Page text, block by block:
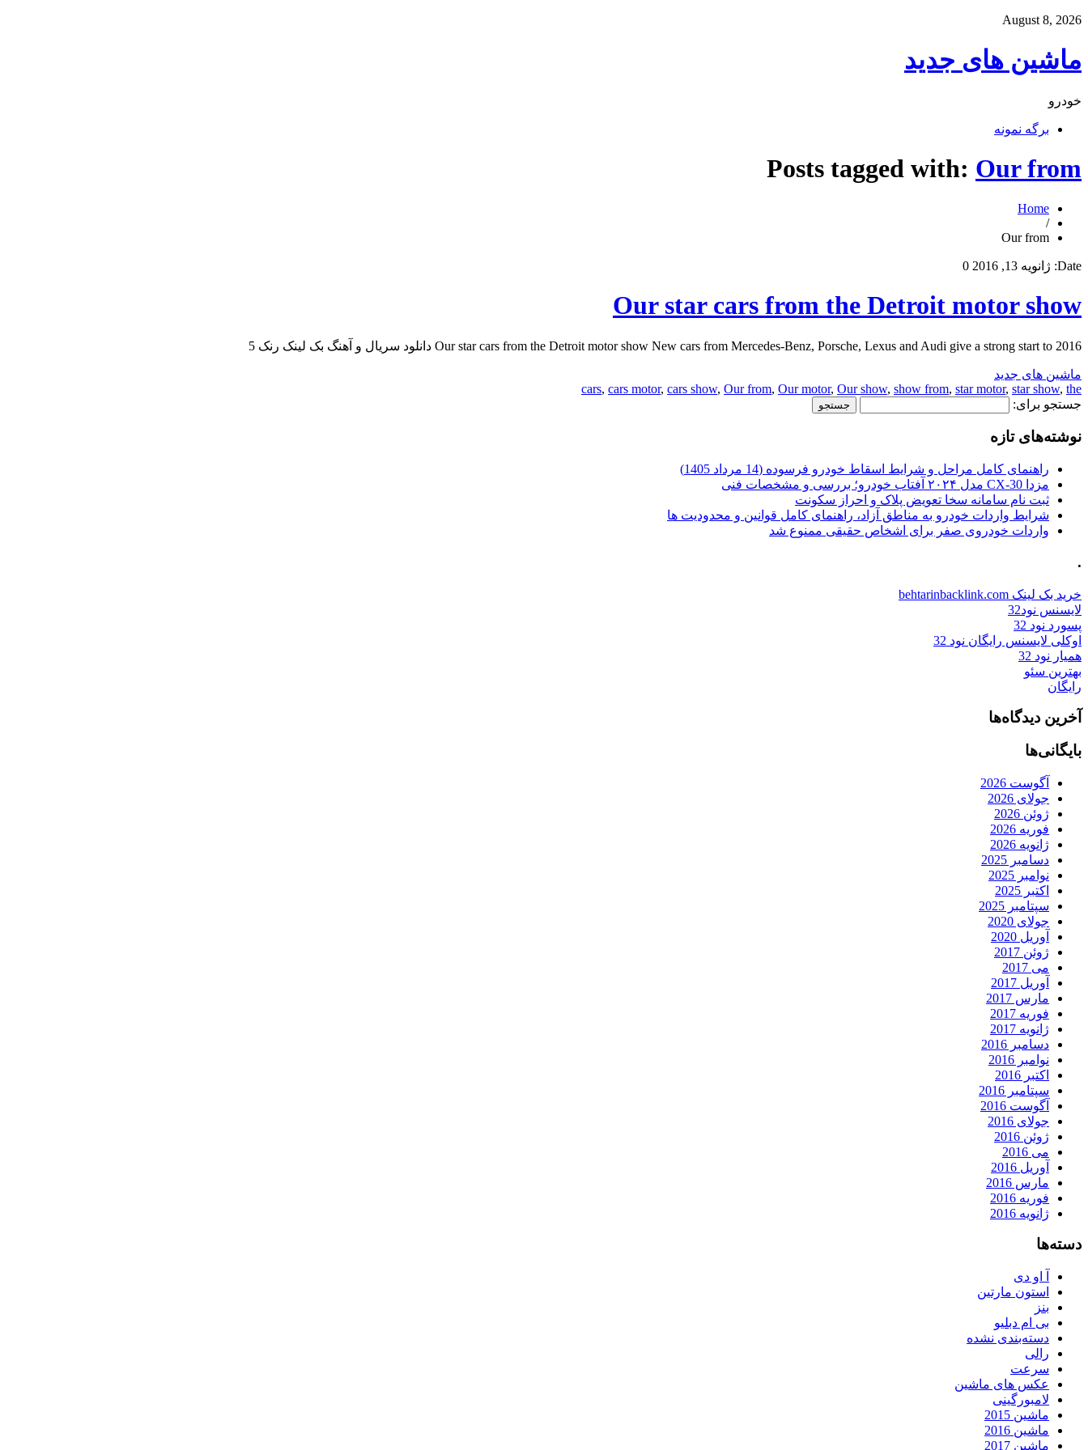
August 8, 2026
ماشین های جدید
خودرو
برگه نمونه
Posts tagged with: Our from
Home
/
Our from
Date: ژانویه 13, 2016 0
Our star cars from the Detroit motor show
Our star cars from the Detroit motor show New cars from Mercedes-Benz, Porsche, Lexus and Audi give a strong start to 2016 دانلود سریال و آهنگ بک لینک رنک 5
ماشین های جدید
cars, cars motor, cars show, Our from, Our motor, Our show, show from, star motor, star show, the
جستجو برای:
نوشته‌های تازه
راهنمای کامل مراحل و شرایط اسقاط خودرو فرسوده (14 مرداد 1405)
مزدا CX-30 مدل ۲۰۲۴ آفتاب خودرو؛ بررسی و مشخصات فنی
ثبت نام سامانه سخا تعویض پلاک و احراز سکونت
شرایط واردات خودرو به مناطق آزاد، راهنمای کامل قوانین و محدودیت ها
واردات خودروی صفر برای اشخاص حقیقی ممنوع شد
.
خرید بک لینک behtarinbacklink.com
لایسنس نود32
پسورد نود 32
اوکلی لایسنس رایگان نود 32
همیار نود 32
بهترین سئو
رایگان
آخرین دیدگاه‌ها
بایگانی‌ها
آگوست 2026
جولای 2026
ژوئن 2026
فوریه 2026
ژانویه 2026
دسامبر 2025
نوامبر 2025
اکتبر 2025
سپتامبر 2025
جولای 2020
آوریل 2020
ژوئن 2017
می 2017
آوریل 2017
مارس 2017
فوریه 2017
ژانویه 2017
دسامبر 2016
نوامبر 2016
اکتبر 2016
سپتامبر 2016
آگوست 2016
جولای 2016
ژوئن 2016
می 2016
آوریل 2016
مارس 2016
فوریه 2016
ژانویه 2016
دسته‌ها
آ او دی
استون مارتین
بنز
بی ام دبلیو
دسته‌بندی نشده
رالی
سرعت
عکس های ماشین
لامبورگینی
ماشین 2015
ماشین 2016
ماشین 2017